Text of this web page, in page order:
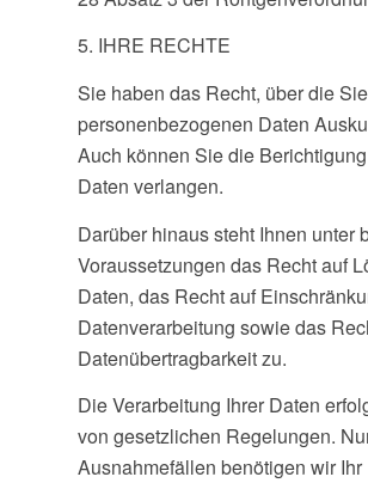
5. IHRE RECHTE
Sie haben das Recht, über die
personenbezogenen Daten
Auch können Sie die
Daten verlangen.
Darüber hinaus steht Ihnen unter
Voraussetzungen das Recht auf
Daten, das Recht auf
Datenverarbeitung sowie das
Datenübertragbarkeit zu.
Die Verarbeitung Ihrer Daten
von gesetzlichen Regelungen.
Ausnahmefällen benötigen wir Ihr